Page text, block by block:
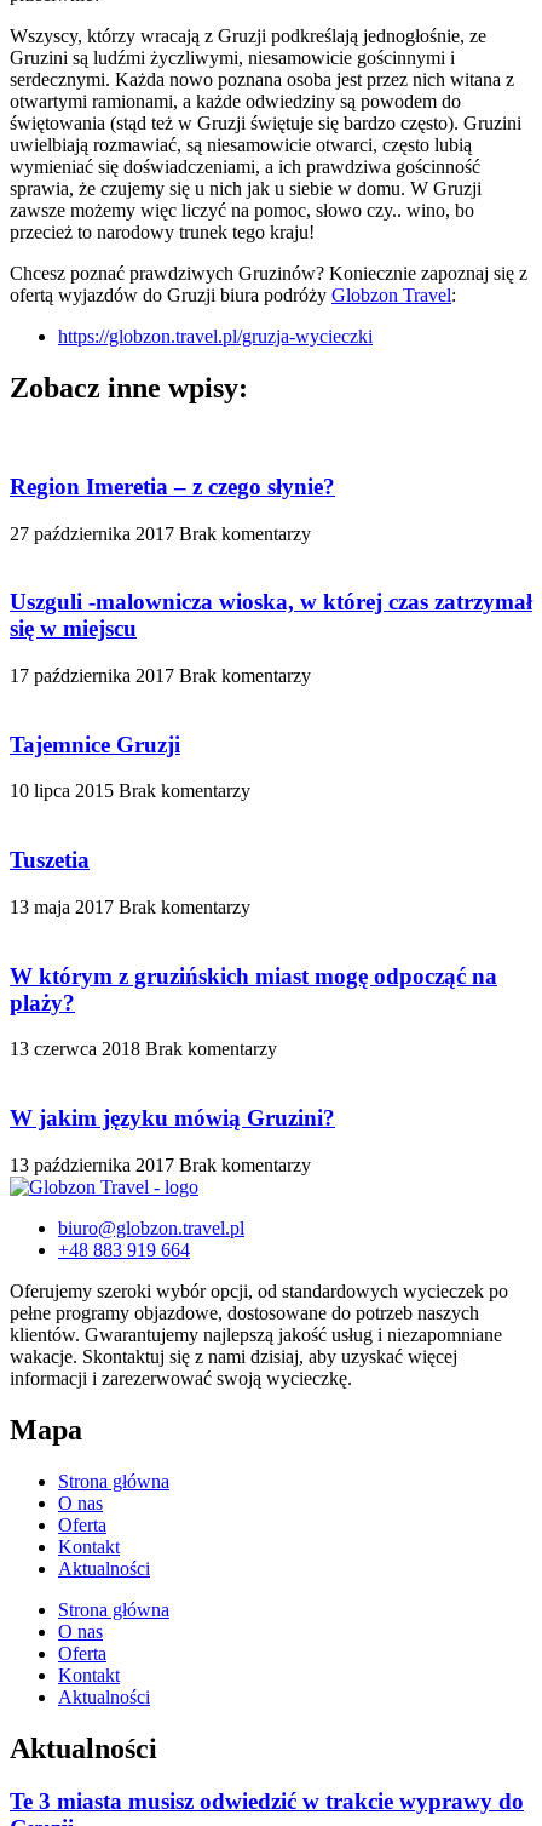
Wszyscy, którzy wracają z Gruzji podkreślają jednogłośnie, ze
Gruzini są ludźmi życzliwymi, niesamowicie gościnnymi i
serdecznymi. Każda nowo poznana osoba jest przez nich witana z
otwartymi ramionami, a każde odwiedziny są powodem do
świętowania (stąd też w Gruzji świętuje się bardzo często). Gruzini
uwielbiają rozmawiać, są niesamowicie otwarci, często lubią
wymieniać się doświadczeniami, a ich prawdziwa gościnność
sprawia, że czujemy się u nich jak u siebie w domu. W Gruzji
zawsze możemy więc liczyć na pomoc, słowo czy.. wino, bo
przecież to narodowy trunek tego kraju!
Chcesz poznać prawdziwych Gruzinów? Koniecznie zapoznaj się z
ofertą wyjazdów do Gruzji biura podróży Globzon Travel:
https://globzon.travel.pl/gruzja-wycieczki
Zobacz inne wpisy:
Region Imeretia – z czego słynie?
27 października 2017 Brak komentarzy
Uszguli -malownicza wioska, w której czas zatrzymał
się w miejscu
17 października 2017 Brak komentarzy
Tajemnice Gruzji
10 lipca 2015 Brak komentarzy
Tuszetia
13 maja 2017 Brak komentarzy
W którym z gruzińskich miast mogę odpocząć na
plaży?
13 czerwca 2018 Brak komentarzy
W jakim języku mówią Gruzini?
13 października 2017 Brak komentarzy
biuro@globzon.travel.pl
+48 883 919 664
Oferujemy szeroki wybór opcji, od standardowych wycieczek po
pełne programy objazdowe, dostosowane do potrzeb naszych
klientów. Gwarantujemy najlepszą jakość usług i niezapomniane
wakacje. Skontaktuj się z nami dzisiaj, aby uzyskać więcej
informacji i zarezerwować swoją wycieczkę.
Mapa
Strona główna
O nas
Oferta
Kontakt
Aktualności
Strona główna
O nas
Oferta
Kontakt
Aktualności
Aktualności
Te 3 miasta musisz odwiedzić w trakcie wyprawy do